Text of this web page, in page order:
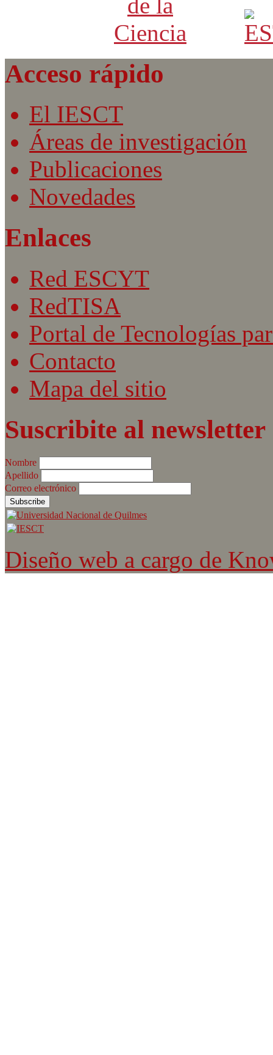
Acceso rápido
El IESCT
Áreas de investigación
Publicaciones
Novedades
Enlaces
Red ESCYT
RedTISA
Portal de Tecnologías
Contacto
Mapa del sitio
Suscribite al newsletter
Nombre
Apellido
Correo electrónico
Diseño web a cargo de